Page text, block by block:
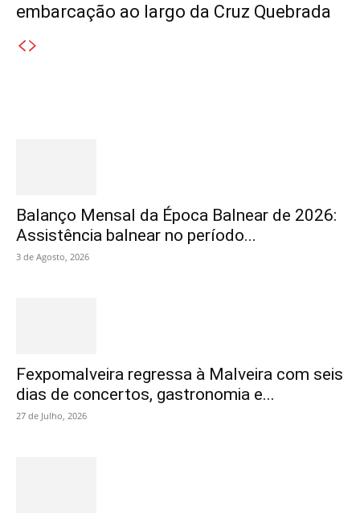
embarcação ao largo da Cruz Quebrada
Balanço Mensal da Época Balnear de 2026:
Assistência balnear no período...
3 de Agosto, 2026
Fexpomalveira regressa à Malveira com seis
dias de concertos, gastronomia e...
27 de Julho, 2026